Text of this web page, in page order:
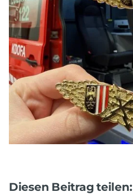
Diesen Beitrag teilen: